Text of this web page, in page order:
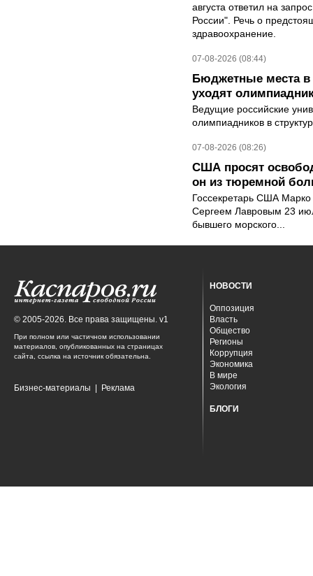
августа ответил на
России". Речь о
здравоохранение.
07-08-2026 (08:44)
Бюджетные места в
уходят
Ведущие российские
олимпиадников в
07-08-2026 (08:26)
США просят
он из тюремной
Госсекретарь США
Сергеем Лавровым 23
бывшего морского...
© 2005-2026. Все права защищены. v1
При полном или частичном использовании
материалов, опубликованных на страницах
сайта, ссылка на источник обязательна.
Бизнес-материалы Реклама
НОВОСТИ
Оппозиция
Власть
Общество
Регионы
Коррупция
Экономика
В мире
Экология
БЛОГИ